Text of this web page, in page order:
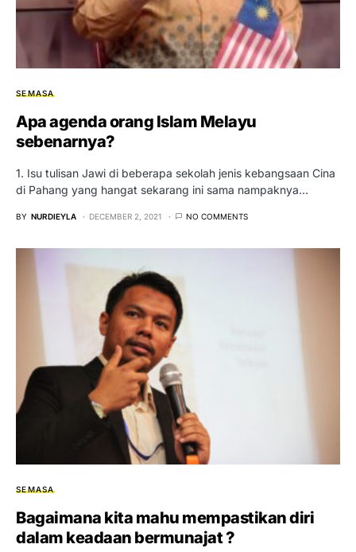
SEMASA
Apa agenda orang Islam Melayu
sebenarnya?
1. Isu tulisan Jawi di beberapa sekolah jenis kebangsaan Cina
di Pahang yang hangat sekarang ini sama nampaknya…
BY NURDIEYLA DECEMBER 2, 2021 NO COMMENTS
SEMASA
Bagaimana kita mahu mempastikan diri
dalam keadaan bermunajat ?